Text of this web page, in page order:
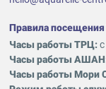
Правила
Часы работы ТРЦ:
Часы работы
Часы работы Мори